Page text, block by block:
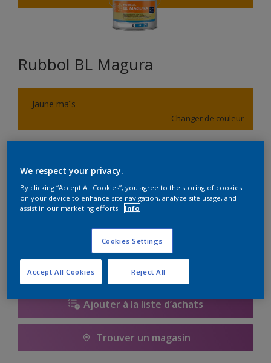
Rubbol BL Magura
Jaune maïs
Changer de couleur
1L
Quantité Calculateur de peinture
Calculer
Ajouter à la liste d’achats
Trouver un magasin
We respect your privacy.
By clicking “Accept All Cookies”, you agree to the storing of cookies
on your device to enhance site navigation, analyze site usage, and
assist in our marketing efforts.
Info
Cookies Settings
Reject All
Accept All Cookies